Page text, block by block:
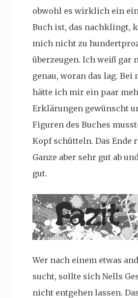
obwohl es wirklich ein
Buch ist, das nachklingt,
mich nicht zu
überzeugen. Ich weiß gar
genau, woran das lag. Bei
hätte ich mir ein paar
Erklärungen gewünscht
Figuren des Buches
Kopf schütteln. Das Ende
Ganze aber sehr gut ab
gut.
Wer nach einem etwas
sucht, sollte sich Nells
nicht entgehen lassen.